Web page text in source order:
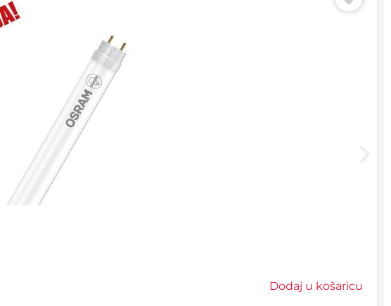
Dodaj u košaricu